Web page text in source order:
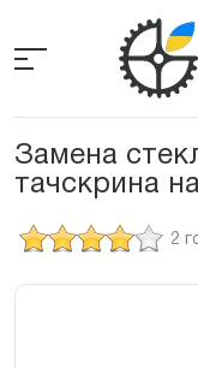
the
Замена
тачскрина
2